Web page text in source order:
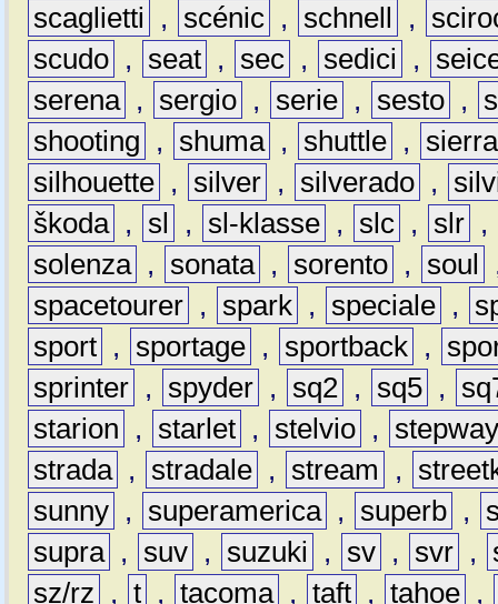
scaglietti
, scénic , schnell ,
scudo , seat , sec , sedici ,
serena , sergio , serie , sesto ,
shooting
, shuma , shuttle ,
sierra
silhouette , silver , silverado ,
škoda , sl , sl-klasse , slc , slr ,
solenza , sonata , sorento , soul
spacetourer , spark , speciale ,
sport , sportage , sportback ,
sprinter , spyder , sq2 , sq5 ,
starion
, starlet , stelvio ,
strada , stradale , stream ,
sunny , superamerica , superb ,
supra , suv , suzuki , sv , svr ,
sz/rz
, t , tacoma , taft , tahoe ,